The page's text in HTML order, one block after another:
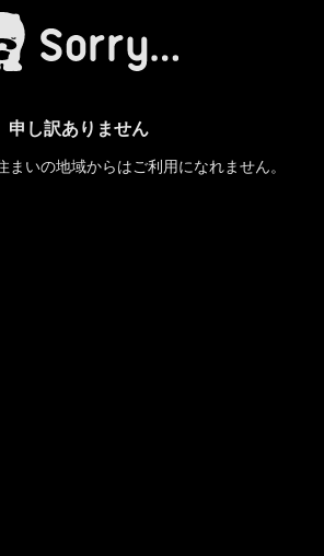
申し訳ありません
まいの地域からはご利用になれません。